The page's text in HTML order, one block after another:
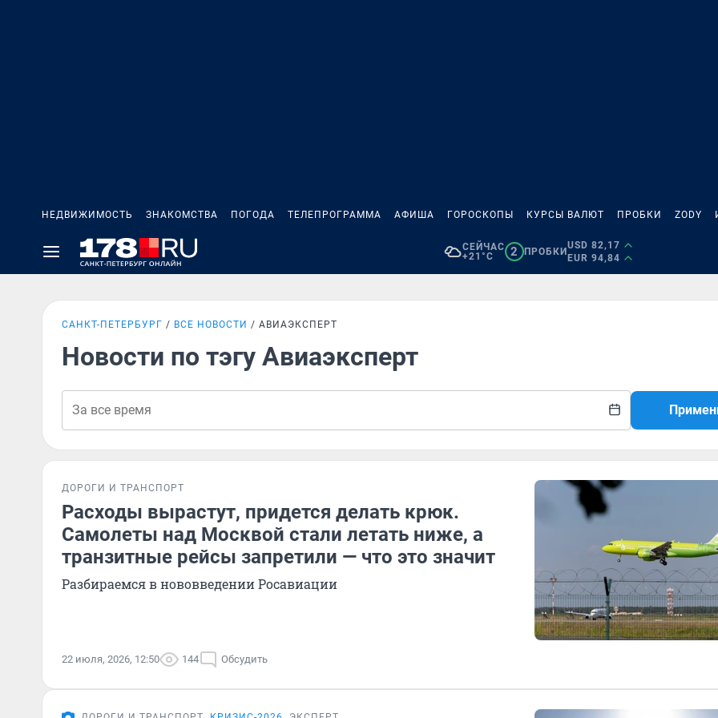
НЕДВИЖИМОСТЬ ЗНАКОМСТВА ПОГОДА ТЕЛЕПРОГРАММА АФИША ГОРОСКОПЫ КУРСЫ ВАЛЮТ ПРОБКИ ZODY
СЕЙЧАС
+21°C
2 ПРОБКИ
USD 82,17
EUR 94,84
САНКТ-ПЕТЕРБУРГ ВСЕ НОВОСТИ АВИАЭКСПЕРТ
Новости по тэгу Авиаэксперт
ДОРОГИ И ТРАНСПОРТ
Расходы вырастут, придется делать крюк.
Самолеты над Москвой стали летать ниже, а
транзитные рейсы запретили — что это значит
Разбираемся в нововведении Росавиации
22 июля, 2026, 12:50 144 Обсудить